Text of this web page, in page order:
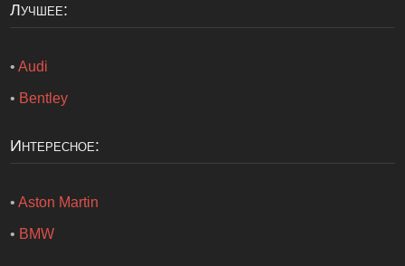
Лучшее:
•Audi
• Bentley
Интересное:
•Aston Martin
• BMW